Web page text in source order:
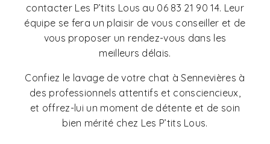
contacter Les P’tits Lous au 06 83 21 90 14. Leur
équipe se fera un plaisir de vous conseiller et de
vous proposer un rendez-vous dans les
meilleurs délais.
Confiez le lavage de votre chat à Sennevières à
des professionnels attentifs et consciencieux,
et offrez-lui un moment de détente et de soin
bien mérité chez Les P’tits Lous.